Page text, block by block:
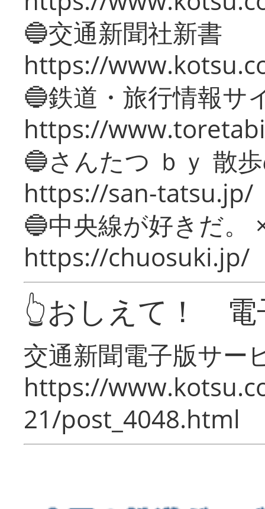
🔵交通新聞社新書
https://
🔵鉄道・旅行情報サ
https://
🔵さんたつ ｂｙ 散
https://san-tatsu.jp/
🔵中央線が好きだ。
https://chuosuki.jp/
👆おしえて！ 電
交通新聞電子版サー
https://
21/post_4048.html